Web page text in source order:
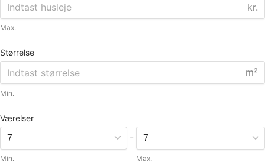
kr.
Max.
Størrelse
m²
Min.
Værelser
Min.
-
Max.